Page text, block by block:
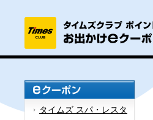
タイムズ スパ・レスタ